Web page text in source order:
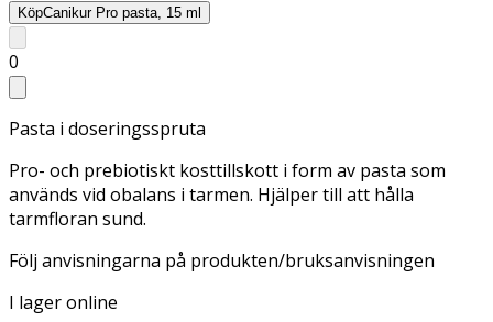
KöpCanikur Pro pasta, 15 ml
0
Pasta i doseringsspruta
Pro- och prebiotiskt kosttillskott i form av pasta som
används vid obalans i tarmen. Hjälper till att hålla
tarmfloran sund.
Följ anvisningarna på produkten/bruksanvisningen
I lager online